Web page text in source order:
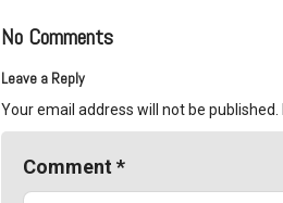
No Comments
Leave a Reply
Your email address will not be published.
Comment *